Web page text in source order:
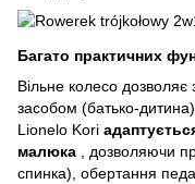
Багато практичних
Вільне колесо
засобом (батько-
Lionelo Kori
малюка , дозволяючи
спинка), обертання